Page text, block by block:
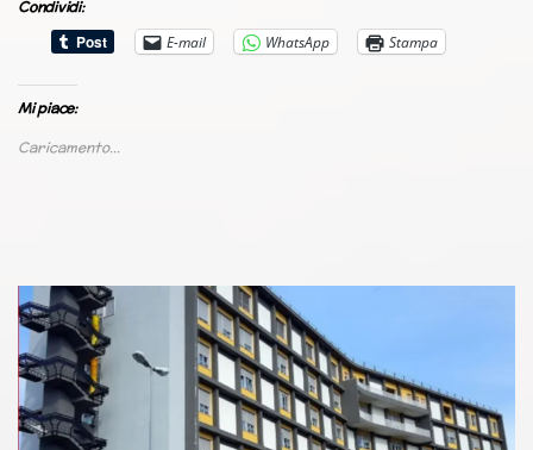
Condividi:
E-mail
WhatsApp Stampa
Mi piace:
Caricamento...